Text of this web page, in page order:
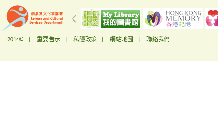
2014© | 重要告示 私隱政策 網站地圖 聯絡我們